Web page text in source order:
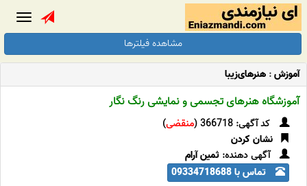
مشاهده فیلترها
آموزش: هنرهای‌زیبا
آموزشگاه هنرهای تجسمی و نمایشی رنگ نگار
کد آگهی: 366718 ( منقضی)
نشان کردن
آگهی دهنده: ثمین آرام
تماس با 09334718688